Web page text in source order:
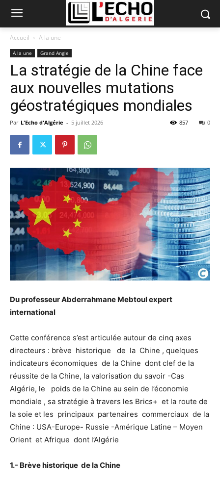
Accueil A la une
A la une Grand Angle
La stratégie de la Chine face
aux nouvelles mutations
géostratégiques mondiales
Par L'Echo d'Algérie - 5 juillet 2026 0
857
Du professeur Abderrahmane Mebtoul expert
international
Cette conférence s’est articulée autour de cinq axes
directeurs : brève historique de la Chine , quelques
indicateurs économiques de la Chine dont clef de la
réussite de la Chine, la valorisation du savoir -Cas
Algérie, le poids de la Chine au sein de l’économie
mondiale , sa stratégie à travers les Brics+ et la route de
la soie et les principaux partenaires commerciaux de la
Chine : USA-Europe- Russie -Amérique Latine – Moyen
Orient et Afrique dont l’Algérie
1.- Brève historique de la Chine